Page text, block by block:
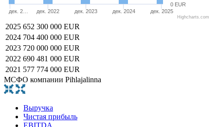
дек. 2… дек. 2022 дек. 2023 дек. 2024 дек. 2025
0 EUR
Highcharts.com
2025 652 300 000 EUR
2024 704 400 000 EUR
2023 720 000 000 EUR
2022 690 481 000 EUR
2021 577 774 000 EUR
МСФО компании Pihlajalinna
Выручка
Чистая прибыль
EBITDA